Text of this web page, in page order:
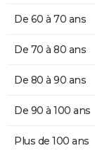
De 60 à 70 ans
De 70 à 80 ans
De 80 à 90 ans
De 90 à 100 ans
Plus de 100 ans